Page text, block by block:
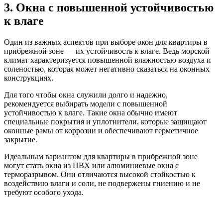
3. Окна с повышенной устойчивостью
к влаге
Один из важных аспектов при выборе окон для квартиры в
прибрежной зоне — их устойчивость к влаге. Ведь морской
климат характеризуется повышенной влажностью воздуха и
соленостью, которая может негативно сказаться на оконных
конструкциях.
Для того чтобы окна служили долго и надежно,
рекомендуется выбирать модели с повышенной
устойчивостью к влаге. Такие окна обычно имеют
специальные покрытия и уплотнители, которые защищают
оконные рамы от коррозии и обеспечивают герметичное
закрытие.
Идеальным вариантом для квартиры в прибрежной зоне
могут стать окна из ПВХ или алюминиевые окна с
терморазрывом. Они отличаются высокой стойкостью к
воздействию влаги и соли, не подвержены гниению и не
требуют особого ухода.